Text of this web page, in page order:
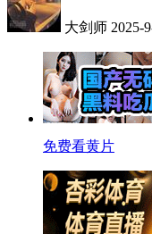
大剑师 2025-
免费看黄片